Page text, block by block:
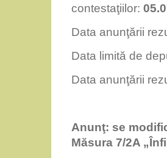
contestaţiilor:
Data anunţării
Data limită de
Data anunţării
Anunţ: se
Măsura 7/2A